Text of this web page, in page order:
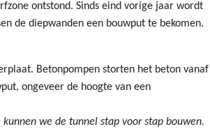
ontstond. Sinds eind vorige jaar wordt
de diepwanden een bouwput te bekomen.
Betonpompen storten het beton vanaf
ongeveer de hoogte van een
we de tunnel stap voor stap bouwen.